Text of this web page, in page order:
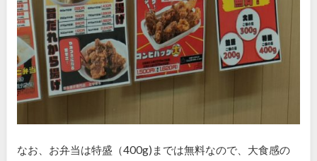
なお、お弁当は特盛（400g)までは無料なので、大食感の